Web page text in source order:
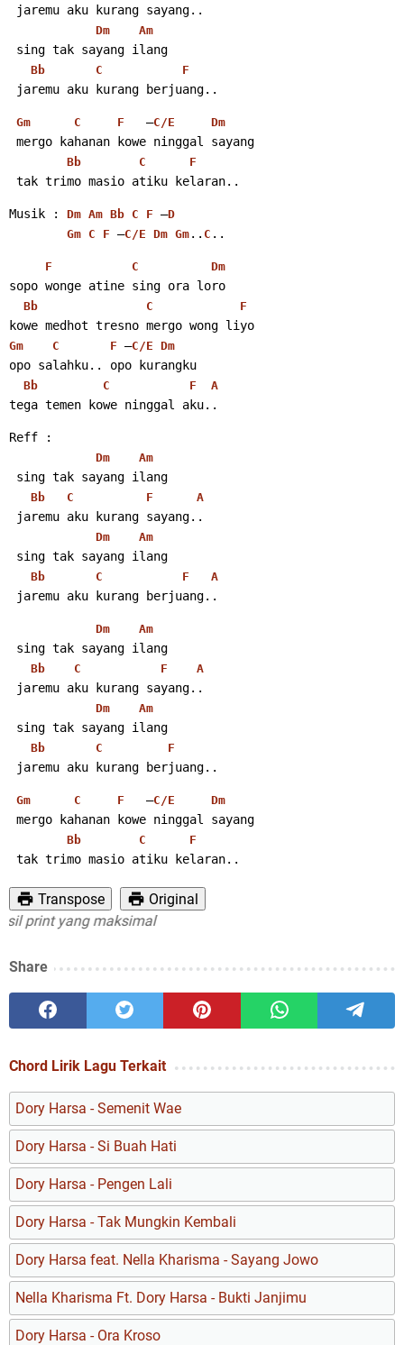
jaremu aku kurang sayang..
Dm Am
sing tak sayang ilang
Bb C F
jaremu aku kurang berjuang..
Gm C F
   –
C/E Dm
mergo kahanan kowe ninggal sayang
Bb C F
tak trimo masio atiku kelaran..
Musik : Dm Am Bb C F –D
Gm C F –C/E Dm Gm .. C ..
F C Dm
sopo wonge atine sing ora loro
Bb C F
kowe medhot tresno mergo wong liyo
Gm C F –C/E Dm
opo salahku.. opo kurangku
Bb C F A
tega temen kowe ninggal aku..
Reff :
Dm Am
sing tak sayang ilang
Bb C F A
jaremu aku kurang sayang..
Dm Am
sing tak sayang ilang
Bb C F A
jaremu aku kurang berjuang..
Dm Am
sing tak sayang ilang
Bb C F A
jaremu aku kurang sayang..
Dm Am
sing tak sayang ilang
Bb C F
jaremu aku kurang berjuang..
Gm C F
   –
C/E Dm
mergo kahanan kowe ninggal sayang
Bb C F
tak trimo masio atiku kelaran..
Transpose
Original
yang maksimal
Share
Chord Lirik Lagu Terkait
Dory Harsa - Semenit Wae
Dory Harsa - Si Buah Hati
Dory Harsa - Pengen Lali
Dory Harsa - Tak Mungkin Kembali
Dory Harsa feat. Nella Kharisma - Sayang Jowo
Nella Kharisma Ft. Dory Harsa - Bukti Janjimu
Dory Harsa - Ora Kroso